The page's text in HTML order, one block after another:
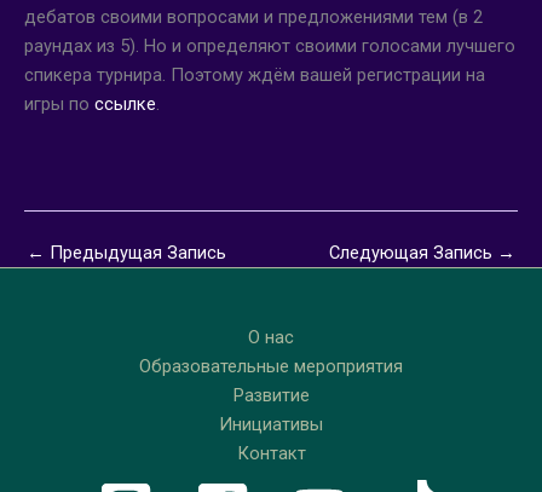
дебатов своими вопросами и предложениями тем (в 2
раундах из 5). Но и определяют своими голосами лучшего
спикера турнира. Поэтому ждём вашей регистрации на
игры по ссылке.
← Предыдущая Запись Следующая Запись →
О нас
Образовательные мероприятия
Развитие
Инициативы
Контакт